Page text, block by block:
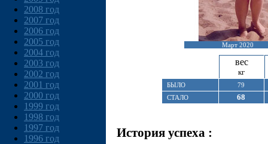
2008 год
2007 год
2006 год
2005 год
2004 год
2003 год
2002 год
2001 год
2000 год
1999 год
1998 год
1997 год
1996 год
Март 2020
вес
кг
БЫЛО
79
СТАЛО
68
История успеха :